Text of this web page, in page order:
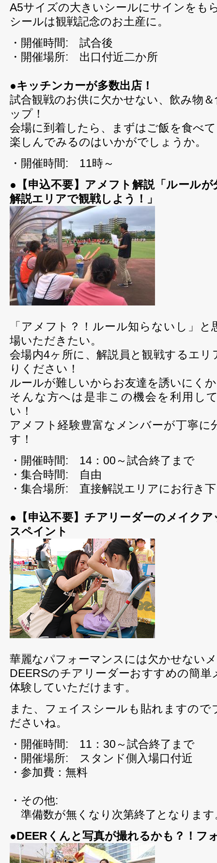
A5サイズの大きいシールにサインをも
シールは観戦記念のお土産に。
・開催時間: 試合後
・開催場所: 出口付近二か所
●キッチンカーが多数出店！
試合観戦のお供に欠かせない、飲み物
ップ！
会場に到着したら、まずはご飯を食べ
楽しんでみるのはいかがでしょうか。
・開催時間: 11時～
●【申込不要】アメフト解説「ルール
解説エリアで観戦しよう！」
「アメフト？！ルール知らないし」
場いただきたい。
会場内4ヶ所に、解説員と観戦するエ
りください！
ルールが難しいからお友達を誘いにく
そんな方へは是非この機会を利用し
い！
アメフト経験豊富なメンバーが丁寧に
す！
・開催時間: 14：00～試合終了まで
・集合時間: 自由
・集合場所: 直接解説エリアにお行き
●【申込不要】チアリーダーのメイク
スペイント
華麗なパフォーマンスには欠かせない
DEERSのチアリーダーおすすめの簡
体験していただけます。
また、フェイスシールも貼れますので
ださいね。
・開催時間: 11：30～試合終了まで
・開催場所: スタンド側入場口付近
・参加費：無料
・その他:
準備数が無くなり次第終了となります
●DEERくんと写真が撮れるかも？！フ